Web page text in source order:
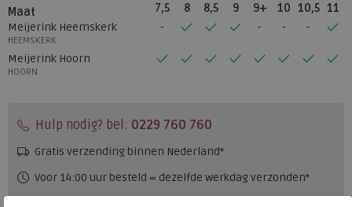
Maat 7,5 8 8,5 9 9+ 10 10,5 11
Meijerink Heemskerk
HEEMSKERK
Meijerink Hoorn
HOORN
Hulp nodig? bel: 0229 760 760
Gratis verzending binnen Nederland*
Voor 14:00 uur besteld = dezelfde werkdag verzonden*